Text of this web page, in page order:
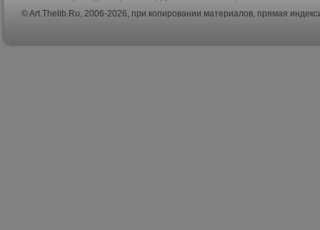
© Art.Thelib.Ru, 2006-2026, при копировании материалов, прямая